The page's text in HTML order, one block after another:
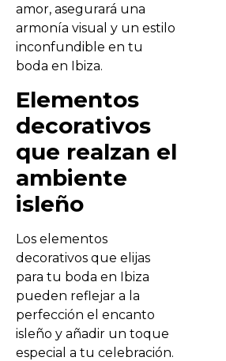
amor, asegurará una
armonía visual y un estilo
inconfundible en tu
boda en Ibiza.
Elementos
decorativos
que realzan el
ambiente
isleño
Los elementos
decorativos que elijas
para tu boda en Ibiza
pueden reflejar a la
perfección el encanto
isleño y añadir un toque
especial a tu celebración.